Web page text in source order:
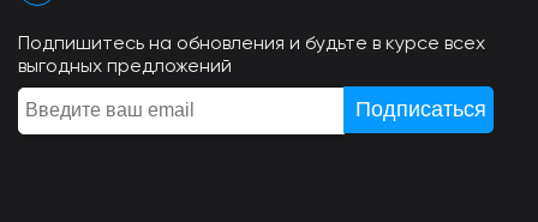
Подпишитесь на обновления и будьте в курсе всех
выгодных предложений